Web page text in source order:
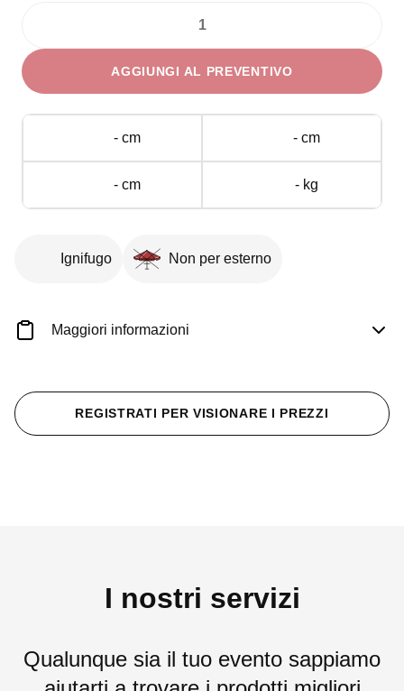
Cestino
Pedale
Inox
5
quantità
AGGIUNGI AL PREVENTIVO
- cm - cm
- cm - kg
Ignifugo Non per esterno
Maggiori informazioni
REGISTRATI PER VISIONARE I PREZZI
I nostri servizi
Qualunque sia il tuo evento sappiamo